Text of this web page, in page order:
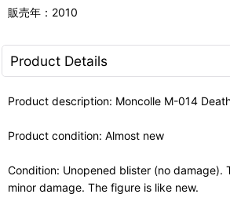
販売年：2010
Product Details
Product description: Moncolle M-014
Product condition: Almost new
Condition: Unopened blister (no damage).
minor damage. The figure is like new.